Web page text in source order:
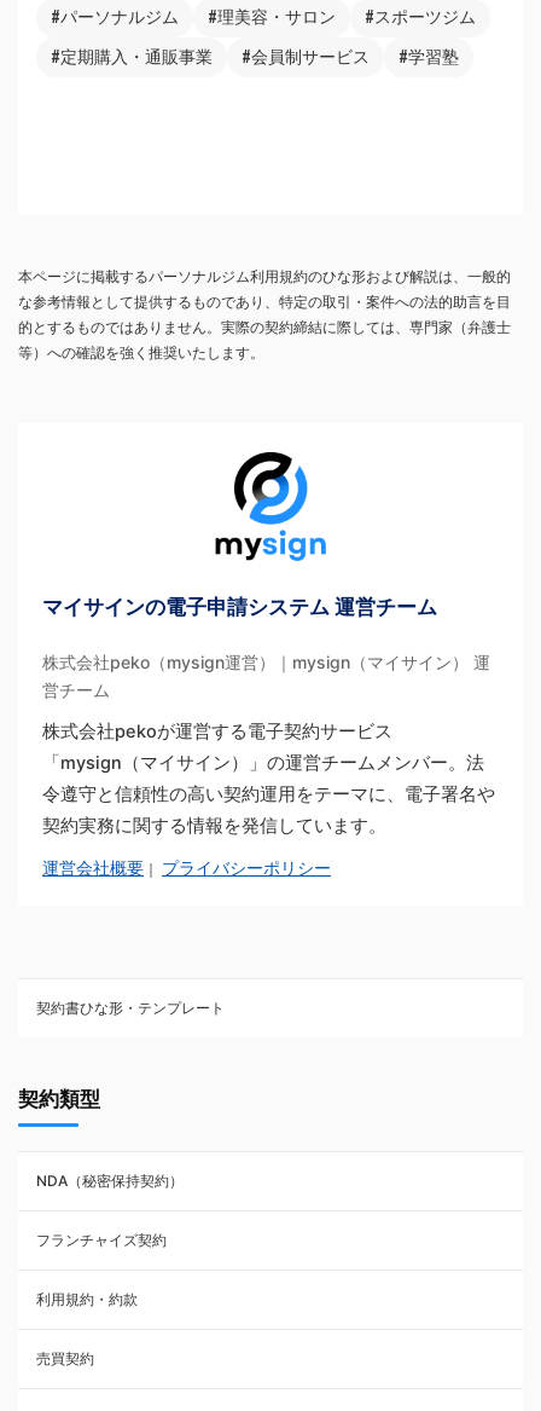
#パーソナルジム #理美容・サロン #スポーツジム
#定期購入・通販事業 #会員制サービス #学習塾
本ページに掲載するパーソナルジム利用規約のひな形および解説は、一般的
な参考情報として提供するものであり、特定の取引・案件への法的助言を目
的とするものではありません。実際の契約締結に際しては、専門家（弁護士
等）への確認を強く推奨いたします。
マイサインの電子申請システム 運営チーム
株式会社peko（mysign運営）｜mysign（マイサイン） 運
営チーム
株式会社pekoが運営する電子契約サービス
「mysign（マイサイン）」の運営チームメンバー。法
令遵守と信頼性の高い契約運用をテーマに、電子署名や
契約実務に関する情報を発信しています。
運営会社概要 ｜ プライバシーポリシー
契約書ひな形・テンプレート
NDA（秘密保持契約）
業務委託契約
利用規約・約款
覚書・合意書・同意書
承諾書
契約類型
NDA（秘密保持契約）
フランチャイズ契約
利用規約・約款
売買契約